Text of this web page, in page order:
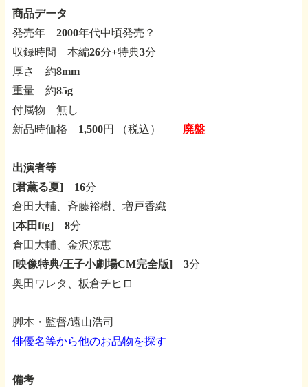
商品データ
発売年 2000年代中頃発売？
収録時間 本編26分+特典3分
厚さ 約8mm
重量 約85g
付属物 無し
新品時価格 1,500円 （税込） 廃盤
出演者等
[君薫る夏] 16分
倉田大輔、斉藤裕樹、増戸香織
[本田ftg] 8分
倉田大輔、金沢涼恵
[映像特典/王子小劇場CM完全版] 3分
奥田ワレタ、板倉チヒロ
脚本・監督/遠山浩司
俳優名等から他のお品物を探す
備考